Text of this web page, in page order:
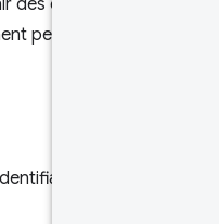
données spécifiques à
peut contenir des
sont des pages